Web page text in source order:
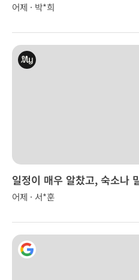
어제 · 박*희
일정이 매우 알찼고, 숙소나
어제 · 서*훈